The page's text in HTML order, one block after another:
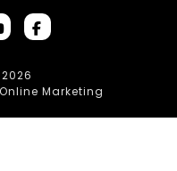
Marketing